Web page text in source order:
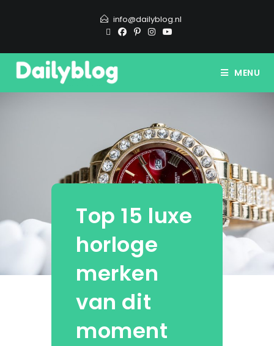
info@dailyblog.nl
MENU
Top 15 luxe
horloge
merken
van dit
moment